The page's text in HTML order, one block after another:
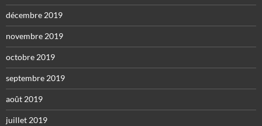
décembre 2019
novembre 2019
octobre 2019
septembre 2019
août 2019
juillet 2019